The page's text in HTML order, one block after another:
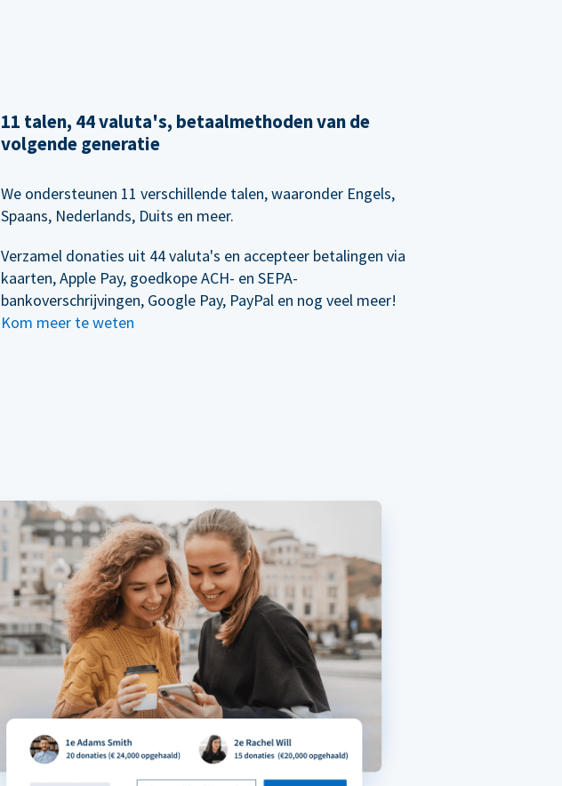
11 talen, 44 valuta's, betaalmethoden van de
volgende generatie
We ondersteunen 11 verschillende talen, waaronder Engels,
Spaans, Nederlands, Duits en meer.
Verzamel donaties uit 44 valuta's en accepteer betalingen via
kaarten, Apple Pay, goedkope ACH- en SEPA-
bankoverschrijvingen, Google Pay, PayPal en nog veel meer!
Kom meer te weten